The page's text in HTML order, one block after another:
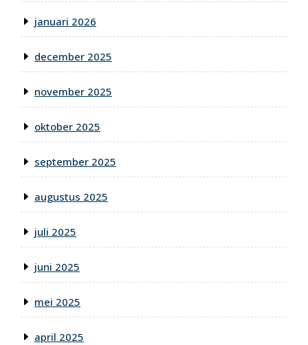
januari 2026
december 2025
november 2025
oktober 2025
september 2025
augustus 2025
juli 2025
juni 2025
mei 2025
april 2025